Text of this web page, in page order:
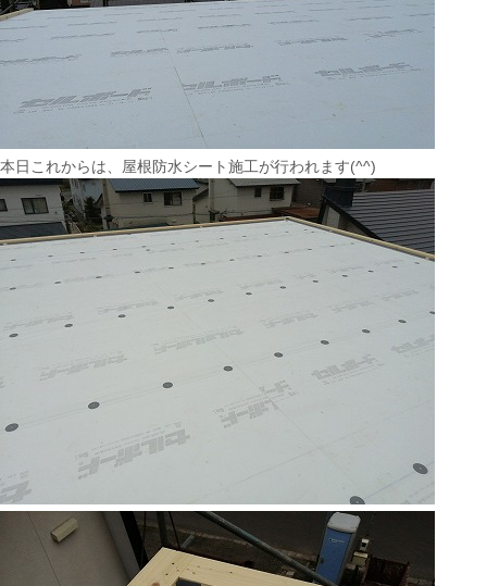
本日これからは、屋根防水シート施工が行われます(^^)